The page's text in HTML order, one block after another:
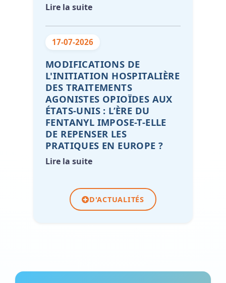
Lire la suite
17-07-2026
MODIFICATIONS DE
L'INITIATION HOSPITALIÈRE
DES TRAITEMENTS
AGONISTES OPIOÏDES AUX
ÉTATS-UNIS : L’ÈRE DU
FENTANYL IMPOSE-T-ELLE
DE REPENSER LES
PRATIQUES EN EUROPE ?
Lire la suite
D'ACTUALITÉS